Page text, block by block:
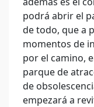
podrá abrir el
de todo, que a
momentos de
por el camino,
parque de
de
empezará a